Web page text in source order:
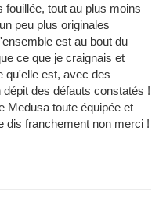
fouillée, tout au plus moins
peu plus originales
est au bout du
ce que je craignais et
qu'elle est, avec des
des défauts constatés !
Medusa toute équipée et
dis franchement non merci !